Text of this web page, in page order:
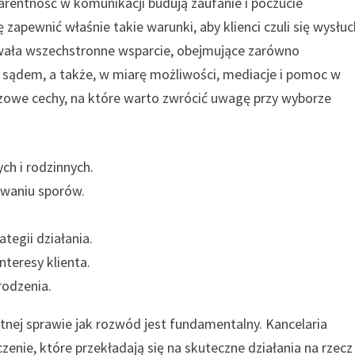
właśnie takie warunki, aby klienci czuli się
wszechstronne wsparcie, obejmujące zarówno
a także, w miarę możliwości, mediacje i pomoc w
cechy, na które warto zwrócić uwagę przy wyborze
i rodzinnych.
sporów.
działania.
klienta.
sprawie jak rozwód jest fundamentalny. Kancelaria
które przekładają się na skuteczne działania na rzecz